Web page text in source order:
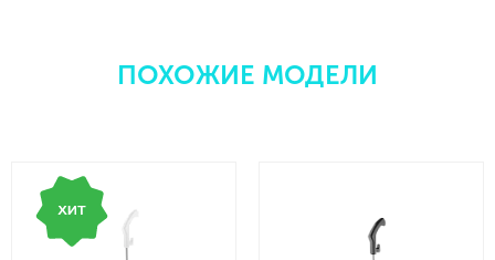
ПОХОЖИЕ МОДЕЛИ